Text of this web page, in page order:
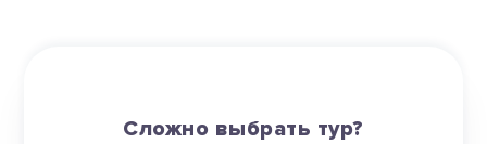
Сложно выбрать тур?